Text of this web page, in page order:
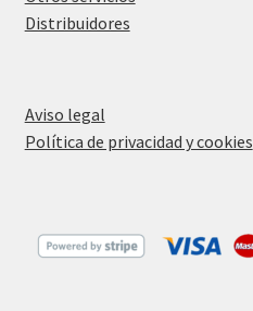
Distribuidores
Aviso legal
Política de privacidad y cookies